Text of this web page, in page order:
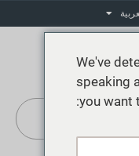
We've
speaking
you want